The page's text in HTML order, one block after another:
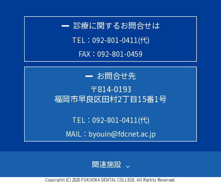
診療に関するお問合せは
TEL：092-801-0411(代)
FAX：092-801-0459
お問合せ先
〒814-0193
福岡市早良区田村2丁目15番1号
TEL：092-801-0411(代)
MAIL：byouin@fdcnet.ac.jp
関連施設
Copyright (C) 2020 FUKUOKA DENTAL COLLEGE. All Rights Reserved.